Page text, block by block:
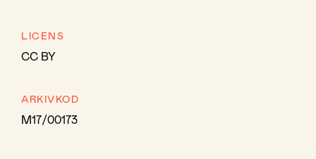
LICENS
CC BY
ARKIVKOD
M17/00173